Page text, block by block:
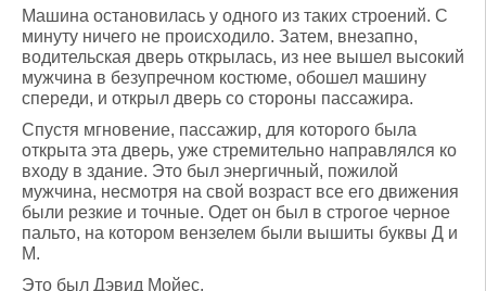
Машина остановилась у одного из таких строений. С
минуту ничего не происходило. Затем, внезапно,
водительская дверь открылась, из нее вышел высокий
мужчина в безупречном костюме, обошел машину
спереди, и открыл дверь со стороны пассажира.
Спустя мгновение, пассажир, для которого была
открыта эта дверь, уже стремительно направлялся ко
входу в здание. Это был энергичный, пожилой
мужчина, несмотря на свой возраст все его движения
были резкие и точные. Одет он был в строгое черное
пальто, на котором вензелем были вышиты буквы Д и
М.
Это был Дэвид Мойес.